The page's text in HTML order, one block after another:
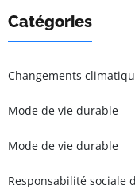
Catégories
Changements
Mode de vie durable
Mode de vie durable
Responsabilité sociale